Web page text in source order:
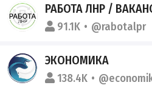
РАБОТА ЛНР / ВАКАНСИИ
91.1K @rabotalpr
ЭКОНОМИКА
138.4K